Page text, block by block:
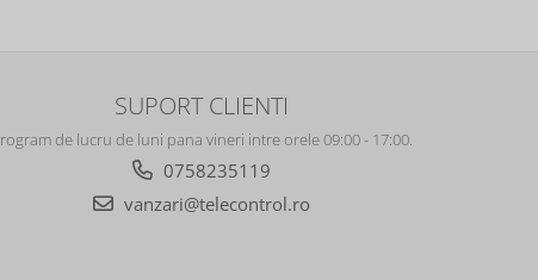
SUPORT CLIENTI
de lucru de luni pana vineri intre orele 09:00 - 17:00.
0758235119
vanzari@telecontrol.ro